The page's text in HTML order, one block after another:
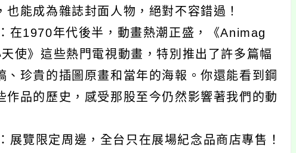
能成為雜誌封面人物，絕對不容錯過！
1970年代後半，動畫熱潮正盛，《Animag
使》這些熱門電視動畫，特別推出了許多篇幅
珍貴的插圖原畫和當年的海報。你還能看到鋼
品的歷史，感受那股至今仍然影響著我們的動
覽限定周邊，全台只在展場紀念品商店專售！